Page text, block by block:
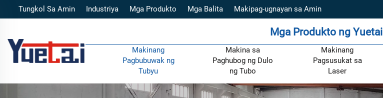
Tungkol Sa Amin Industriya Mga Produkto Mga Balita Makipag-ugnayan sa Amin
Mga Produkto ng Yuetai
Makinang
Pagbubuwak ng
Tubyu
Makina sa
Paghubog ng Dulo
ng Tubo
Makinang
Pagsusukat sa
Laser